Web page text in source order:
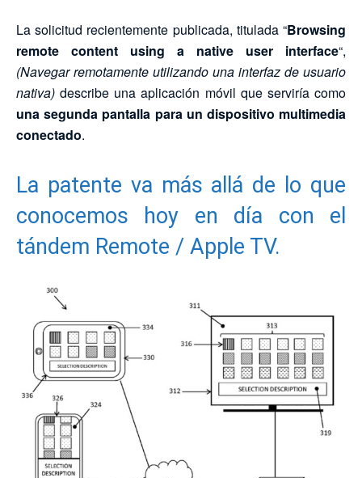
La solicitud recientemente publicada, titulada “Browsing
remote content using a native user interface“,
(Navegar remotamente utilizando una interfaz de usuario
nativa)describe una aplicación móvil que serviría como
una segunda pantalla para un dispositivo multimedia
conectado.
La patente va más allá de lo que
conocemos hoy en día con el
tándem Remote / Apple TV.